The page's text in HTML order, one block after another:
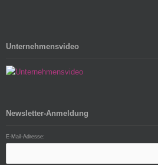
Unternehmensvideo
Newsletter-Anmeldung
E-Mail-Adresse: